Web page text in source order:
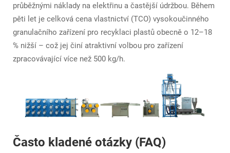
průběžnými náklady na elektřinu a častější údržbou. Během
pěti let je celková cena vlastnictví (TCO) vysokoučinného
granulačního zařízení pro recyklaci plastů obecně o 12–18
% nižší – což jej činí atraktivní volbou pro zařízení
zpracovávající více než 500 kg/h.
Často kladené otázky (FAQ)